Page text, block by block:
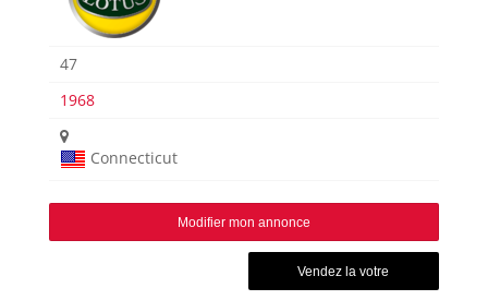
47
1968
Connecticut
Modifier mon annonce